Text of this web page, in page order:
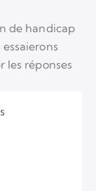
de handicap
les réponses